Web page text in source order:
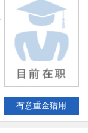
有意重金猎用